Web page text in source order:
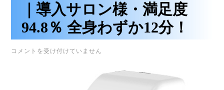
｜導入サロン様・満足度
94.8％ 全身わずか12分！
ル
コメントを受け付けていません